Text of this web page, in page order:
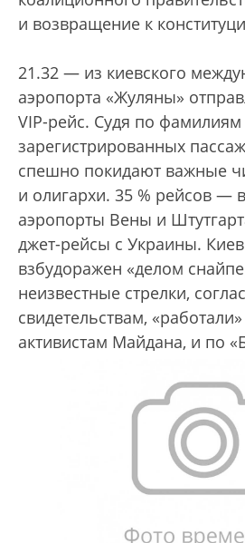
и возвращение к
21.32 — из киевского
аэропорта «Жуляны»
VIP-рейс. Судя по фамилиям
зарегистрированных
спешно покидают важные
и олигархи. 35 % рейсов —
аэропорты Вены и
джет-рейсы с Украины.
взбудоражен «делом
неизвестные стрелки,
свидетельствам,
активистам Майдана, и по